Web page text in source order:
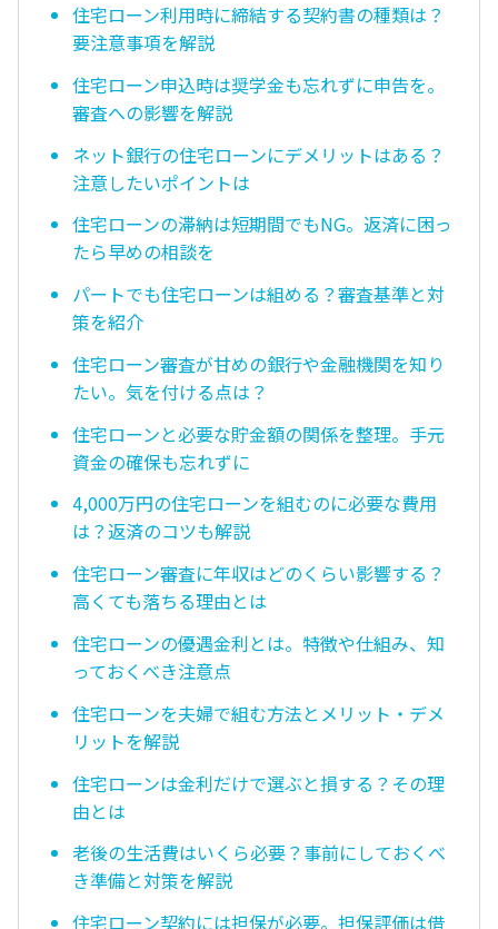
住宅ローン利用時に締結する契約書の種類は？
要注意事項を解説
住宅ローン申込時は奨学金も忘れずに申告を。
審査への影響を解説
ネット銀行の住宅ローンにデメリットはある？
注意したいポイントは
住宅ローンの滞納は短期間でもNG。返済に困っ
たら早めの相談を
パートでも住宅ローンは組める？審査基準と対
策を紹介
住宅ローン審査が甘めの銀行や金融機関を知り
たい。気を付ける点は？
住宅ローンと必要な貯金額の関係を整理。手元
資金の確保も忘れずに
4,000万円の住宅ローンを組むのに必要な費用
は？返済のコツも解説
住宅ローン審査に年収はどのくらい影響する？
高くても落ちる理由とは
住宅ローンの優遇金利とは。特徴や仕組み、知
っておくべき注意点
住宅ローンを夫婦で組む方法とメリット・デメ
リットを解説
住宅ローンは金利だけで選ぶと損する？その理
由とは
老後の生活費はいくら必要？事前にしておくべ
き準備と対策を解説
住宅ローン契約には担保が必要。担保評価は借